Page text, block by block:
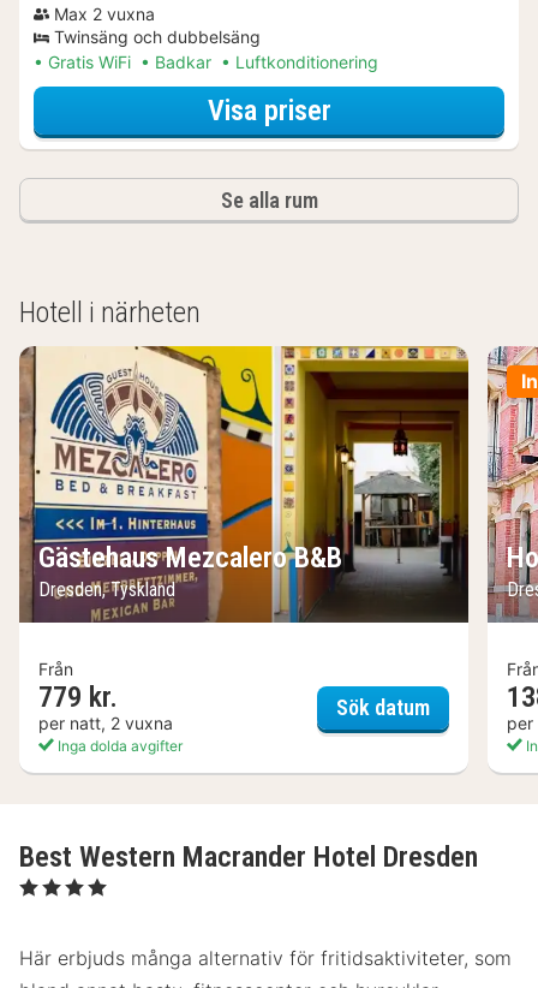
Max 2 vuxna
Twinsäng och dubbelsäng
Gratis WiFi
Badkar Luftkonditionering
Visa priserför Business-rum
Se alla rum
Hotell i närheten
Gästehaus Mezcalero B&B
Dresden, Tyskland
Från
779 kr.
per natt, 2 vuxna
Inga dolda avgifter
Sök datumGästehaus
per
Best Western Macrander Hotel Dresden
, 4 Stjärnor
Här erbjuds många alternativ för fritidsaktiviteter, som